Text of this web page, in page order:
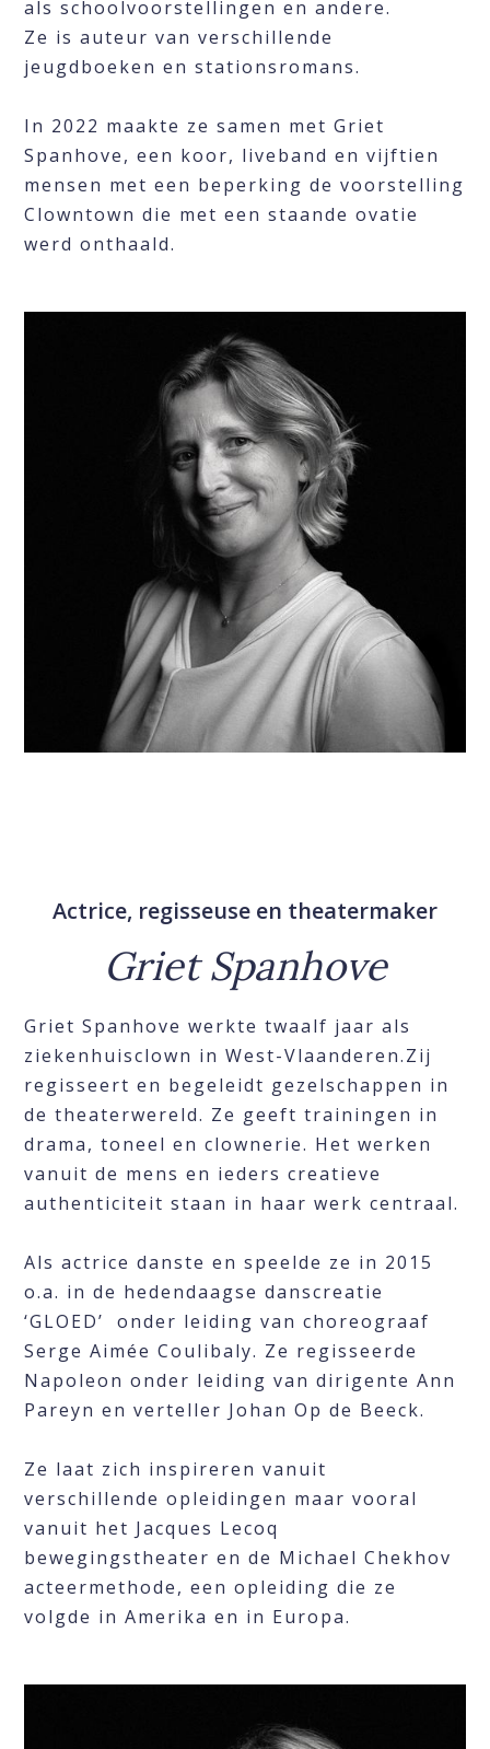
als schoolvoorstellingen en andere.
Ze is auteur van verschillende
jeugdboeken en stationsromans.
In 2022 maakte ze samen met Griet
Spanhove, een koor, liveband en vijftien
mensen met een beperking de voorstelling
Clowntown die met een staande ovatie
werd onthaald.
Actrice, regisseuse en theatermaker
Griet Spanhove
Griet Spanhove werkte twaalf jaar als
ziekenhuisclown in West-Vlaanderen.Zij
regisseert en begeleidt gezelschappen in
de theaterwereld. Ze geeft trainingen in
drama, toneel en clownerie. Het werken
vanuit de mens en ieders creatieve
authenticiteit staan in haar werk centraal.
Als actrice danste en speelde ze in 2015
o.a. in de hedendaagse danscreatie
‘GLOED’ onder leiding van choreograaf
Serge Aimée Coulibaly. Ze regisseerde
Napoleon onder leiding van dirigente Ann
Pareyn en verteller Johan Op de Beeck.
Ze laat zich inspireren vanuit
verschillende opleidingen maar vooral
vanuit het Jacques Lecoq
bewegingstheater en de Michael Chekhov
acteermethode, een opleiding die ze
volgde in Amerika en in Europa.